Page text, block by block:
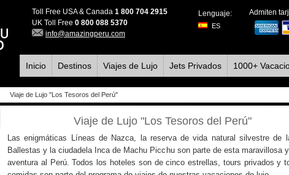
Toll Free USA & Canada 1 800 704 2915
UK Toll Free 0 800 088 5370
info@amazingperu.com
Lenguaje:
ES
Admiten
Inicio Destinos Viajes de Lujo Jets Privados 1000+
Viaje de Lujo "Los Tesoros del Perú"
Viaje de Lujo "Los Tesoros del Perú"
Las enigmáticas Líneas de Nazca, la reserva de vida natural silvestre de
Ballestas y la ciudadela Inca de Machu Picchu son parte de esta maravillosa
aventura al Perú. Todos los hoteles son de cinco estrellas, tours privados y